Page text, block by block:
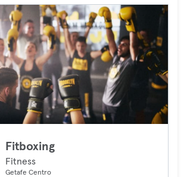
Fitboxing
Fitness
Getafe Centro